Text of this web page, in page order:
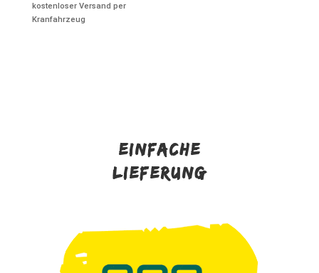
war:
ist:
kostenloser Versand per
Kranfahrzeug
EINFACHE
LIEFERUNG